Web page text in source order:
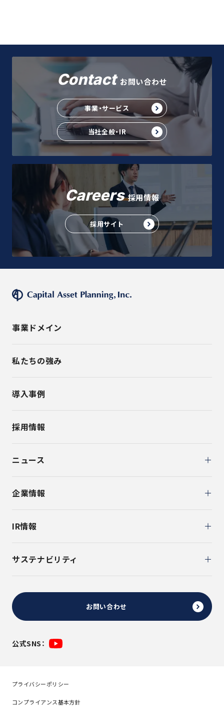
Contact お問い合わせ
事業・サービス
当社全般・IR
Careers 採用情報
採用サイト
事業ドメイン
私たちの強み
導入事例
採用情報
ニュース
企業情報
IR情報
サステナビリティ
お問い合わせ
公式SNS：
プライバシーポリシー
コンプライアンス基本方針